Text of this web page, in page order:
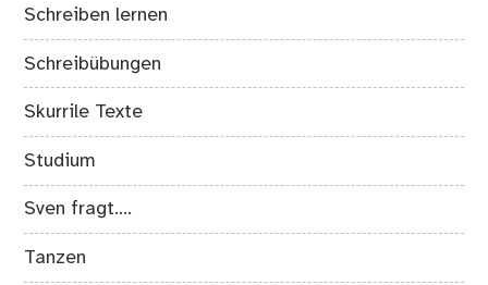
Schreiben lernen
Schreibübungen
Skurrile Texte
Studium
Sven fragt….
Tanzen